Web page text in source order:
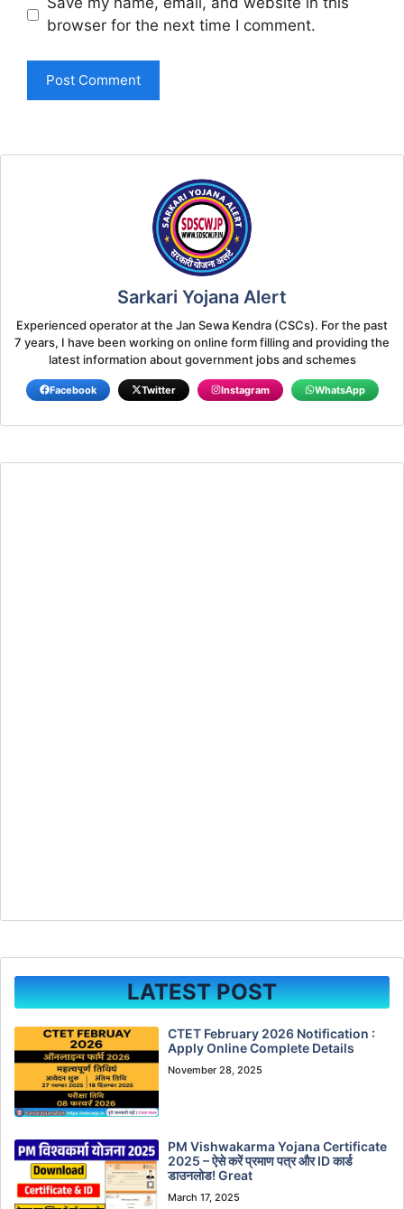
browser for the next time I comment.
Sarkari Yojana Alert
Experienced operator at the Jan Sewa Kendra (CSCs). For the past
7 years, I have been working on online form filling and providing the
latest information about government jobs and schemes
Facebook Twitter Instagram WhatsApp
LATEST POST
CTET February 2026 Notification :
Apply Online Complete Details
November 28, 2025
PM Vishwakarma Yojana Certificate
2025 – ऐसे करें प्रमाण पत्र और ID कार्ड
डाउनलोड! Great
March 17, 2025